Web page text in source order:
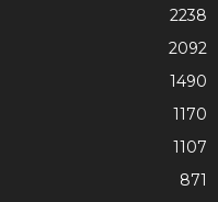
2238
2092
1490
1170
1107
871